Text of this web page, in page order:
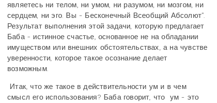
являетесь ни телом, ни умом, ни разумом, ни мозгом, ни
сердцем, ни эго. Вы - Бесконечный Всеобщий Абсолют".
Результат выполнения этой задачи, которую предлагает
Баба - истинное счастье, основанное не на обладании
имуществом или внешних обстоятельствах, а на чувстве
уверенности, которое такое осознание делает
возможным.
Итак, что же такое в действительности ум и в чем
смысл его использования? Баба говорит, что ум - это